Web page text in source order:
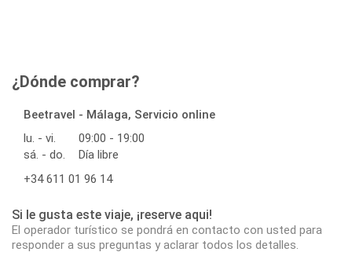
¿Dónde comprar?
Beetravel - Málaga, Servicio online
lu. - vi.
09:00 - 19:00
sá. - do.
Día libre
+34 611 01 96 14
Si le gusta este viaje, ¡reserve aqui!
El operador turístico se pondrá en contacto con usted para
responder a sus preguntas y aclarar todos los detalles.